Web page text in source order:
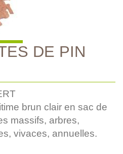
DE PIN
brun clair en sac de
massifs, arbres,
vivaces, annuelles.